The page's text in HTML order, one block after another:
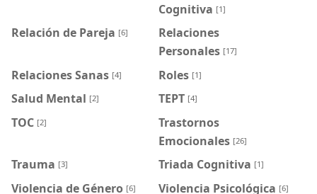
Cognitiva [1]
Relación de Pareja [6]
Relaciones
Personales [17]
Relaciones Sanas [4] Roles [1]
Salud Mental [2] TEPT [4]
TOC [2]
Trastornos
Emocionales [26]
Trauma [3] Triada Cognitiva [1]
Violencia de Género [6] Violencia Psicológica [6]